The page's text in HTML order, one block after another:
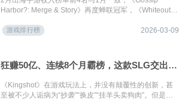
Harbor?: Merge & Story》再度蝉联冠军，《Whiteout
出海榜；《Tasty Travels: Merge Game》出海收入再创
道》与《偶像梦幻祭2》重回榜单。本期榜单中，二次元
产品共计11款。
游戏排行榜 2026-03-09
狂赚50亿、连续8个月霸榜，这款SLG交出了上线一年的答卷
《Kingshot》在游戏玩法上，并没有颠覆性的创新，甚
至被不少人诟病为“抄袭”“换皮”“挂羊头卖狗肉”。但是仔